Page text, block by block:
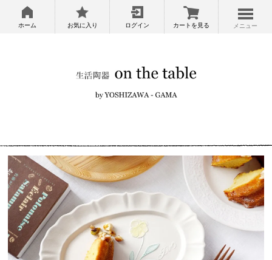
ホーム お気に入り ログイン カートを見る メニュー